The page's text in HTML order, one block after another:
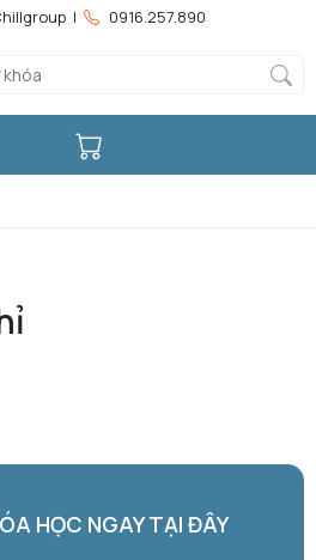
| 0916.257.890
HỌC NGAY TẠI ĐÂY